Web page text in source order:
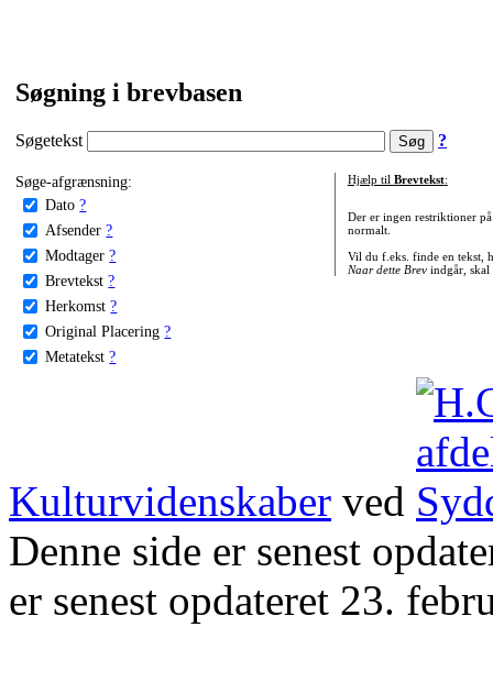
Søgning i brevbasen
Søgetekst ?
Søge-afgrænsning:
Dato ?
Afsender ?
Modtager ?
Brevtekst ?
Herkomst ?
Original Placering ?
Metatekst ?
Hjælp til Brevtekst:
Der er ingen restriktioner
normalt.
Vil du f.eks. finde en tekst,
Naar dette Brevindgår, skal
Kulturvidenskaber ved
Denne side er senest
er senest opdateret 23.